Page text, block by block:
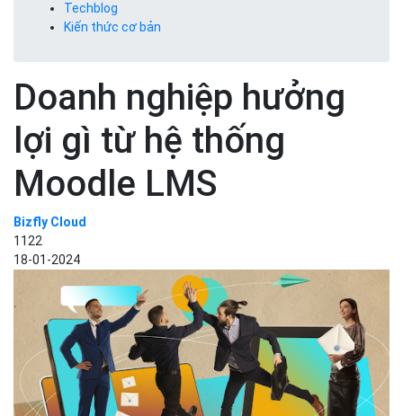
Techblog
Kiến thức cơ bản
Doanh nghiệp hưởng
lợi gì từ hệ thống
Moodle LMS
Bizfly Cloud
1122
18-01-2024